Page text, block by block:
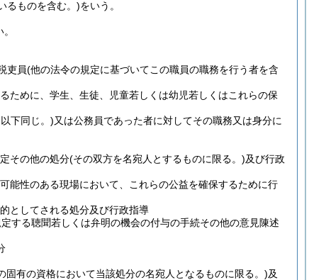
るものを含む。)をいう。
吏員(他の法令の規定に基づいてこの職員の職務を行う者を含
ために、学生、生徒、児童若しくは幼児若しくはこれらの保
下同じ。)又は公務員であった者に対してその職務又は身分に
その他の処分(その双方を名宛人とするものに限る。)及び行政
能性のある現場において、これらの公益を確保するために行
としてされる処分及び行政指導
する聴聞若しくは弁明の機会の付与の手続その他の意見陳述
固有の資格において当該処分の名宛人となるものに限る。)及